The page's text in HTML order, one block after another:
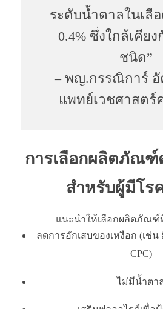
ระดับน้ำตาลในเลื
0.4% ซึ่งใกล้เคีย
ชนิด”
– พญ.กรรณิการ์ อั
แพทย์เวชศาสตร์
การเลือกผลิตภัณฑ์
สำหรับผู้มีโร
แนะนำให้เลือกผลิตภัณ
ลดการอักเสบของเหงือก (เช่น
CPC)
ไม่มีน้ำตา